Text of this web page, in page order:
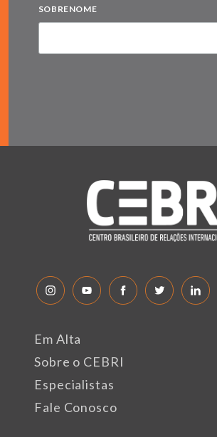
SOBRENOME
Em Alta
Sobre o CEBRI
Especialistas
Fale Conosco